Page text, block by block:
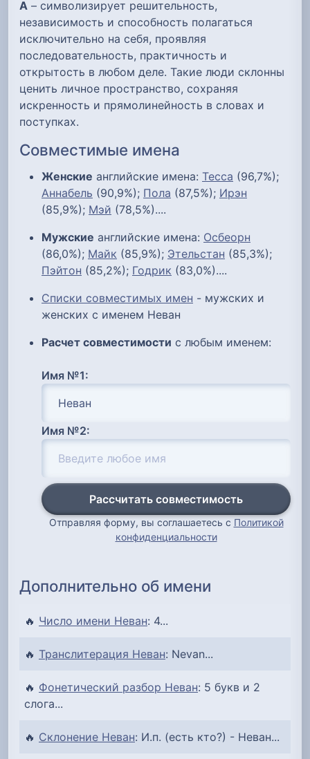
А – символизирует решительность,
независимость и способность полагаться
исключительно на себя, проявляя
последовательность, практичность и
открытость в любом деле. Такие люди склонны
ценить личное пространство, сохраняя
искренность и прямолинейность в словах и
поступках.
Совместимые имена
Женские английские имена: Тесса (96,7%);
Аннабель (90,9%); Пола (87,5%); Ирэн
(85,9%); Мэй (78,5%)....
Мужские английские имена: Осбеорн
(86,0%); Майк (85,9%); Этельстан (85,3%);
Пэйтон (85,2%); Годрик (83,0%)....
Списки совместимых имен - мужских и
женских с именем Неван
Расчет совместимости с любым именем:
Имя №1:
Имя №2:
Рассчитать совместимость
Отправляя форму, вы соглашаетесь с Политикой
конфиденциальности
Дополнительно об имени
🔥 Число имени Неван: 4...
🔥 Транслитерация Неван: Nevan...
🔥 Фонетический разбор Неван: 5 букв и 2
слога...
🔥 Склонение Неван: И.п. (есть кто?) - Неван...